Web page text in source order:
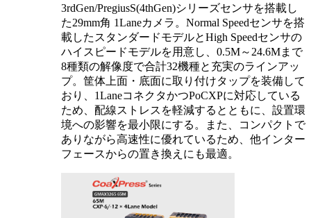
3rdGen/PregiusS(4thGen)シリーズセンサを搭載し
た29mm角 1Laneカメラ。Normal Speedセンサを搭
載したスタンダードモデルとHigh Speedセンサの
ハイスピードモデルを用意し、0.5M～24.6Mまで
8種類の解像度で合計32機種と充実のラインアッ
プ。筐体上面・底面に取り付けタップを装備して
おり、1LaneコネクタかつPoCXPに対応している
ため、配線ストレスを軽減するとともに、設置環
境への影響を最小限にする。また、コンパクトで
ありながら高速性に優れているため、他インター
フェースからの置き換えにも最適。